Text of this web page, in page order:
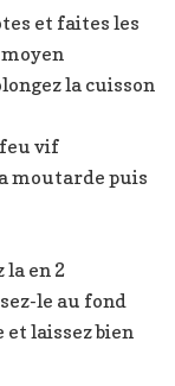
et faites les
la cuisson
vif
moutarde puis
la en 2
le au fond
laissez bien